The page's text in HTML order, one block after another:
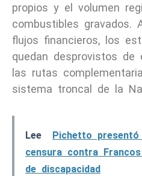
propios y el volumen
combustibles gravados.
flujos financieros, los
quedan desprovistos
las rutas
sistema troncal de la
Lee
Pichetto
censura contra
de discapacidad